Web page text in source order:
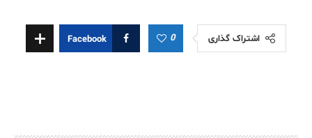
اشتراک گذاری 0
Facebook